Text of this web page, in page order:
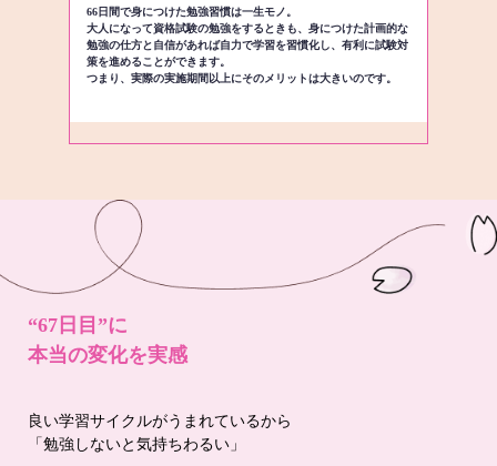
66日間で身につけた勉強習慣は一生モノ。
大人になって資格試験の勉強をするときも、身につけた計画的な
勉強の仕方と自信があれば自力で学習を習慣化し、有利に試験対
策を進めることができます。
つまり、実際の実施期間以上にそのメリットは大きいのです。
“67日目”に
本当の変化を実感
良い学習サイクルがうまれているから
「勉強しないと気持ちわるい」